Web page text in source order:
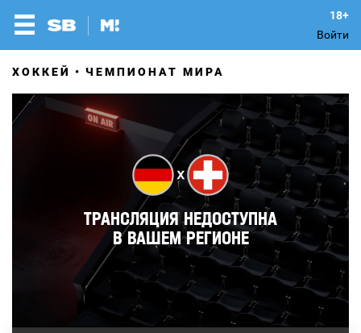
Войти
ХОККЕЙ ЧЕМПИОНАТ МИРА